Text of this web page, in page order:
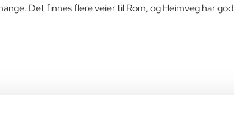
Det finnes flere veier til Rom, og Heimveg har